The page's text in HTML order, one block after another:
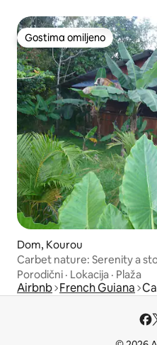
Gostima omiljeno
Gostima omiljeno
Dom, Kourou
Carbet nature: Serenity a
Porodični · Lokacija · Plaža
Airbnb French Guiana